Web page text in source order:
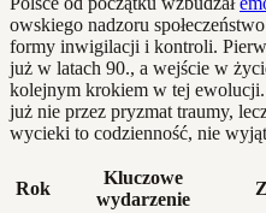
owskiego nadzoru
formy inwigilacji i kontroli.
już w latach 90., a wejście w
kolejnym krokiem w tej
już nie przez pryzmat traumy,
wycieki to codzienność, nie
Rok
Kluczowe
wydarzenie